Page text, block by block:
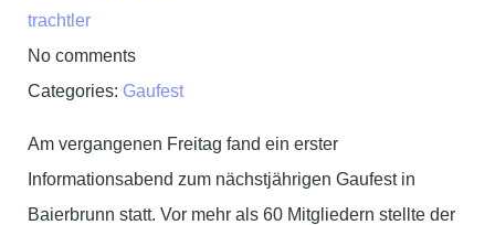
trachtler
No comments
Categories: Gaufest
Am vergangenen Freitag fand ein erster
Informationsabend zum nächstjährigen Gaufest in
Baierbrunn statt. Vor mehr als 60 Mitgliedern stellte der